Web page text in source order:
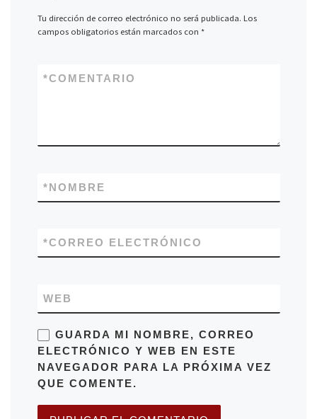
Tu dirección de correo electrónico no será publicada. Los
campos obligatorios están marcados con *
COMENTARIO
*
NOMBRE
*
CORREO ELECTRÓNICO
*
WEB
GUARDA MI NOMBRE, CORREO
ELECTRÓNICO Y WEB EN ESTE
NAVEGADOR PARA LA PRÓXIMA VEZ
QUE COMENTE.